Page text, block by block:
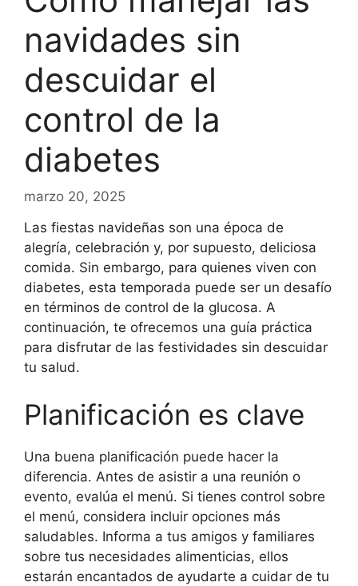
navidades sin
descuidar el
control de la
diabetes
marzo 20, 2025
Las fiestas navideñas son una época de
alegría, celebración y, por supuesto, deliciosa
comida. Sin embargo, para quienes viven con
diabetes, esta temporada puede ser un desafío
en términos de control de la glucosa. A
continuación, te ofrecemos una guía práctica
para disfrutar de las festividades sin descuidar
tu salud.
Planificación es clave
Una buena planificación puede hacer la
diferencia. Antes de asistir a una reunión o
evento, evalúa el menú. Si tienes control sobre
el menú, considera incluir opciones más
saludables. Informa a tus amigos y familiares
sobre tus necesidades alimenticias, ellos
estarán encantados de ayudarte a cuidar de tu